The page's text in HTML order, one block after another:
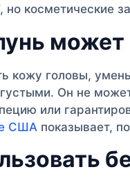
но косметические
может
кожу головы,
Он не
или
США показывает,